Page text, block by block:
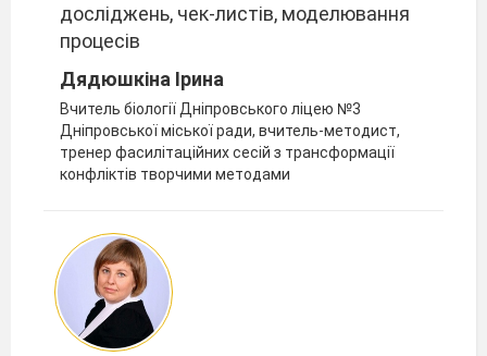
досліджень, чек-листів, моделювання
процесів
Дядюшкіна Ірина
Вчитель біології Дніпровського ліцею №3
Дніпровської міської ради, вчитель-методист,
тренер фасилітаційних сесій з трансформації
конфліктів творчими методами